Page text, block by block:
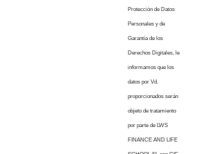
Protección de Datos
Personales y de
Garantía de los
Derechos Digitales, le
informamos que los
datos por Vd.
proporcionados serán
objeto de tratamiento
por parte de LWS
FINANCE AND LIFE